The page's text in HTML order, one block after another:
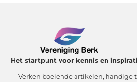
Het startpunt voor kennis en
— Verken boeiende artikelen, handige